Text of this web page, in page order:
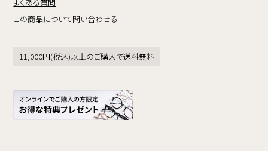
この商品について問い合わせる
11,000円(税込)以上のご購入で送料無料